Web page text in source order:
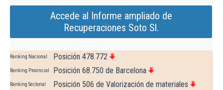
Accede al Informe ampliado de
Recuperaciones Soto Sl.
Ranking Nacional Posición 478.772
Ranking Provincial Posición 68.750 de Barcelona
Ranking Sectorial Posición 506 de Valorización de materiales